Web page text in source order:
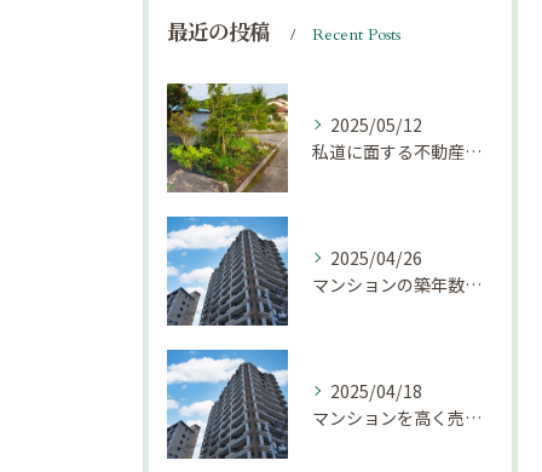
最近の投稿 Recent Posts
2025/05/12
私道に面する不動産は売却しにくい？｜不動産売却豆知識（第69回）
2025/04/26
マンションの築年数による資産価値の変化とは｜不動産売却豆知識（第68回）
2025/04/18
マンションを高く売却するための注意点！